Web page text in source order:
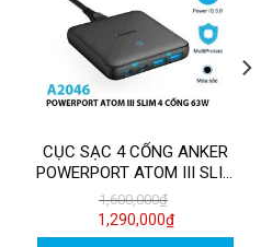
CỤC SẠC 4 CỔNG ANKER
POWERPORT ATOM III SLIM
63W – A2046
1,600,000₫
1,290,000₫